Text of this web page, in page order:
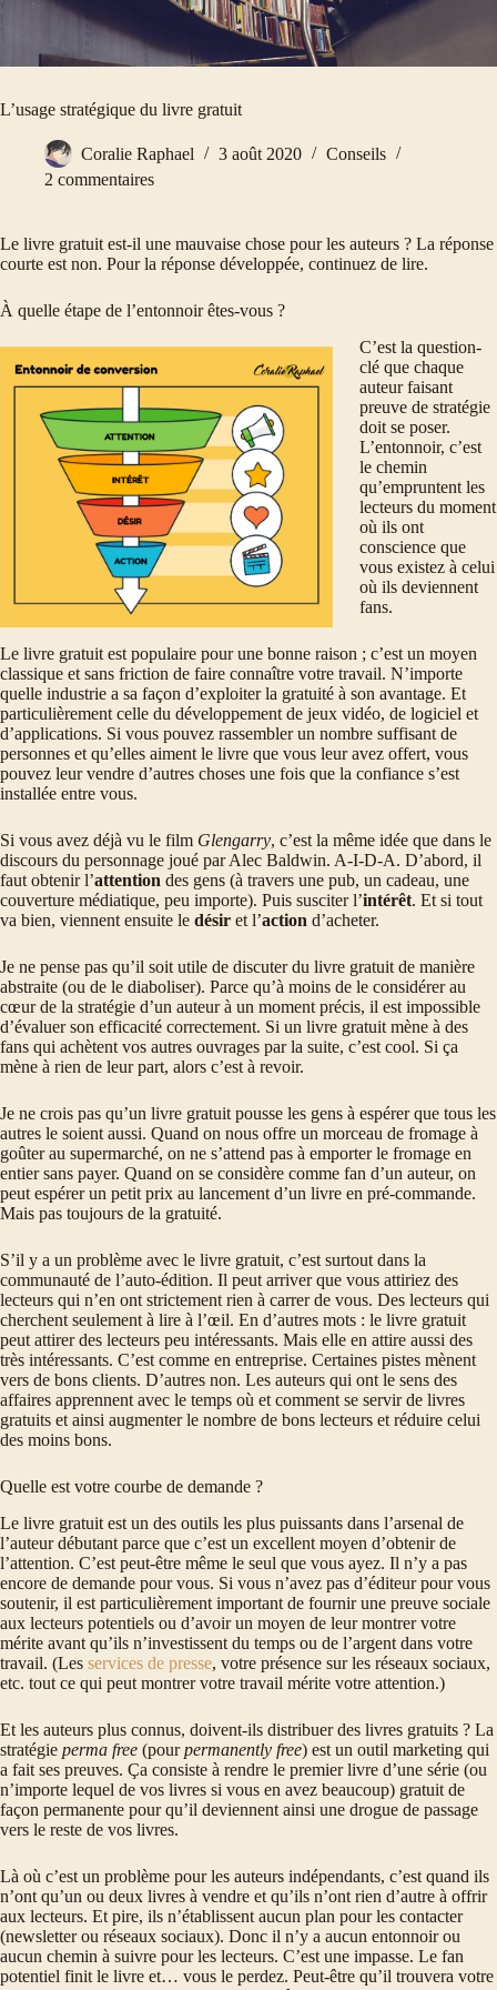
L’usage stratégique du livre gratuit
Coralie Raphael 3 août 2020
Conseils
2 commentaires
Le livre gratuit est-il une mauvaise chose pour les auteurs ? La réponse
courte est non. Pour la réponse développée, continuez de lire.
À quelle étape de l’entonnoir êtes-vous ?
C’est la question-
clé que chaque
auteur faisant
preuve de stratégie
doit se poser.
L’entonnoir, c’est
le chemin
qu’empruntent les
lecteurs du moment
où ils ont
conscience que
vous existez à celui
où ils deviennent
fans.
Le livre gratuit est populaire pour une bonne raison ; c’est un moyen
classique et sans friction de faire connaître votre travail. N’importe
quelle industrie a sa façon d’exploiter la gratuité à son avantage. Et
particulièrement celle du développement de jeux vidéo, de logiciel et
d’applications. Si vous pouvez rassembler un nombre suffisant de
personnes et qu’elles aiment le livre que vous leur avez offert, vous
pouvez leur vendre d’autres choses une fois que la confiance s’est
installée entre vous.
Si vous avez déjà vu le film Glengarry, c’est la même idée que dans le
discours du personnage joué par Alec Baldwin. A-I-D-A. D’abord, il
faut obtenir l’attention des gens (à travers une pub, un cadeau, une
couverture médiatique, peu importe). Puis susciter l’intérêt. Et si tout
va bien, viennent ensuite le désir et l’action d’acheter.
Je ne pense pas qu’il soit utile de discuter du livre gratuit de manière
abstraite (ou de le diaboliser). Parce qu’à moins de le considérer au
cœur de la stratégie d’un auteur à un moment précis, il est impossible
d’évaluer son efficacité correctement. Si un livre gratuit mène à des
fans qui achètent vos autres ouvrages par la suite, c’est cool. Si ça
mène à rien de leur part, alors c’est à revoir.
Je ne crois pas qu’un livre gratuit pousse les gens à espérer que tous les
autres le soient aussi. Quand on nous offre un morceau de fromage à
goûter au supermarché, on ne s’attend pas à emporter le fromage en
entier sans payer. Quand on se considère comme fan d’un auteur, on
peut espérer un petit prix au lancement d’un livre en pré-commande.
Mais pas toujours de la gratuité.
S’il y a un problème avec le livre gratuit, c’est surtout dans la
communauté de l’auto-édition. Il peut arriver que vous attiriez des
lecteurs qui n’en ont strictement rien à carrer de vous. Des lecteurs qui
cherchent seulement à lire à l’œil. En d’autres mots : le livre gratuit
peut attirer des lecteurs peu intéressants. Mais elle en attire aussi des
très intéressants. C’est comme en entreprise. Certaines pistes mènent
vers de bons clients. D’autres non. Les auteurs qui ont le sens des
affaires apprennent avec le temps où et comment se servir de livres
gratuits et ainsi augmenter le nombre de bons lecteurs et réduire celui
des moins bons.
Quelle est votre courbe de demande ?
Le livre gratuit est un des outils les plus puissants dans l’arsenal de
l’auteur débutant parce que c’est un excellent moyen d’obtenir de
l’attention. C’est peut-être même le seul que vous ayez. Il n’y a pas
encore de demande pour vous. Si vous n’avez pas d’éditeur pour vous
soutenir, il est particulièrement important de fournir une preuve sociale
aux lecteurs potentiels ou d’avoir un moyen de leur montrer votre
mérite avant qu’ils n’investissent du temps ou de l’argent dans votre
travail. (Les services de presse, votre présence sur les réseaux sociaux,
etc. tout ce qui peut montrer votre travail mérite votre attention.)
Et les auteurs plus connus, doivent-ils distribuer des livres gratuits ? La
stratégie perma free (pourpermanently free) est un outil marketing qui
a fait ses preuves. Ça consiste à rendre le premier livre d’une série (ou
n’importe lequel de vos livres si vous en avez beaucoup) gratuit de
façon permanente pour qu’il deviennent ainsi une drogue de passage
vers le reste de vos livres.
Là où c’est un problème pour les auteurs indépendants, c’est quand ils
n’ont qu’un ou deux livres à vendre et qu’ils n’ont rien d’autre à offrir
aux lecteurs. Et pire, ils n’établissent aucun plan pour les contacter
(newsletter ou réseaux sociaux). Donc il n’y a aucun entonnoir ou
aucun chemin à suivre pour les lecteurs. C’est une impasse. Le fan
potentiel finit le livre et… vous le perdez. Peut-être qu’il trouvera votre